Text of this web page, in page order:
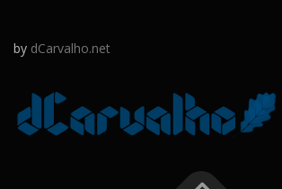
by dCarvalho.net